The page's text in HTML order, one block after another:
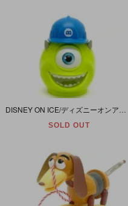
DISNEY ON ICE/ディズニーオンアイス・MONSTERS,INC./モンスターズインク「マイク/スーベニアカップ」
SOLD OUT